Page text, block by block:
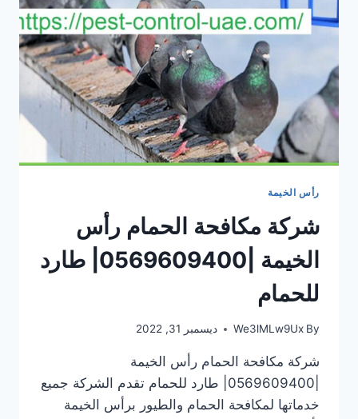
رأس الخيمة
شركة مكافحة الحمام رأس
الخيمة |0569609400| طارد
للحمام
By
We3lMLw9Ux ديسمبر 31, 2022
شركة مكافحة الحمام رأس الخيمة
|0569609400| طارد للحمام تقدم الشركة جميع
خدماتها لمكافحة الحمام والطيور برأس الخيمة